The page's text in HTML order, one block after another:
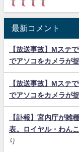
最新コメント
【放送事故】Mステ
でアソコをカメラが
【放送事故】Mステ
でアソコをカメラが
【訃報】宮内庁が雑
表。ロイヤル・わん
り